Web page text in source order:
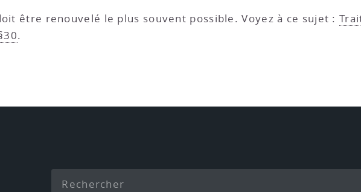
être renouvelé le plus souvent possible. Voyez à ce sujet :
.